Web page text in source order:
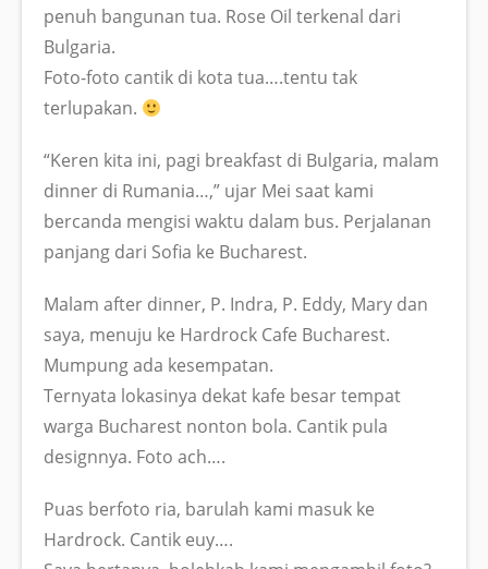
penuh bangunan tua. Rose Oil terkenal dari
Bulgaria.
Foto-foto cantik di kota tua….tentu tak
terlupakan.
“Keren kita ini, pagi breakfast di Bulgaria, malam
dinner di Rumania…,” ujar Mei saat kami
bercanda mengisi waktu dalam bus. Perjalanan
panjang dari Sofia ke Bucharest.
Malam after dinner, P. Indra, P. Eddy, Mary dan
saya, menuju ke Hardrock Cafe Bucharest.
Mumpung ada kesempatan.
Ternyata lokasinya dekat kafe besar tempat
warga Bucharest nonton bola. Cantik pula
designnya. Foto ach….
Puas berfoto ria, barulah kami masuk ke
Hardrock. Cantik euy….